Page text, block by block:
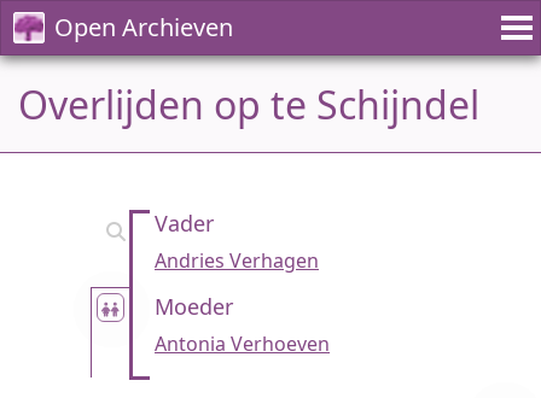
Open Archieven
Overlijden op te Schijndel
Vader
Andries Verhagen
Moeder
Antonia Verhoeven